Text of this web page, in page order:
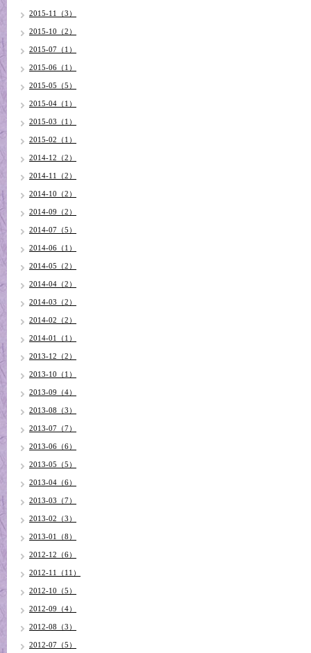
2015-11（3）
2015-10（2）
2015-07（1）
2015-06（1）
2015-05（5）
2015-04（1）
2015-03（1）
2015-02（1）
2014-12（2）
2014-11（2）
2014-10（2）
2014-09（2）
2014-07（5）
2014-06（1）
2014-05（2）
2014-04（2）
2014-03（2）
2014-02（2）
2014-01（1）
2013-12（2）
2013-10（1）
2013-09（4）
2013-08（3）
2013-07（7）
2013-06（6）
2013-05（5）
2013-04（6）
2013-03（7）
2013-02（3）
2013-01（8）
2012-12（6）
2012-11（11）
2012-10（5）
2012-09（4）
2012-08（3）
2012-07（5）